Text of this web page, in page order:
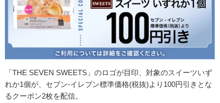
「THE SEVEN SWEETS」のロゴが目印、対象のスイーツいず
れか1個が、セブン-イレブン標準価格(税抜)より100円引きとな
るクーポン2枚を配信。